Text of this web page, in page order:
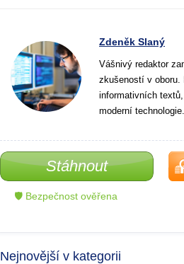
Zdeněk Slaný
Vášnivý redaktor
zkušeností v oboru.
informativních
moderní technologie.
Stáhnout
🛡 Bezpečnost ověřena
Nejnovější v kategorii